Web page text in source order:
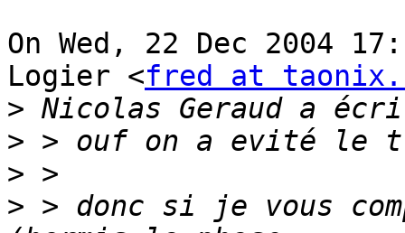
On Wed, 22 Dec 2004
Logier <fred at
>
>
>
> > donc si je vous